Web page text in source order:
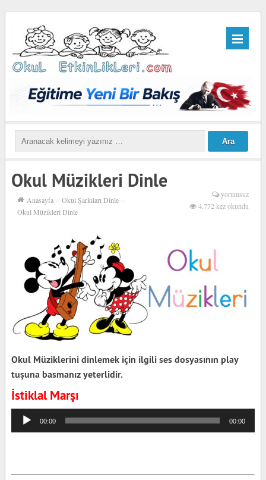
Okul Müzikleri Dinle
Anasayfa ›› Okul Şarkıları Dinle ››
Okul Müzikleri Dinle
yorumsuz
4.772 kez okundu
Okul Müziklerini dinlemek için ilgili ses dosyasının play
tuşuna basmanız yeterlidir.
İstiklal Marşı
oynatıcı
00:00 00:00